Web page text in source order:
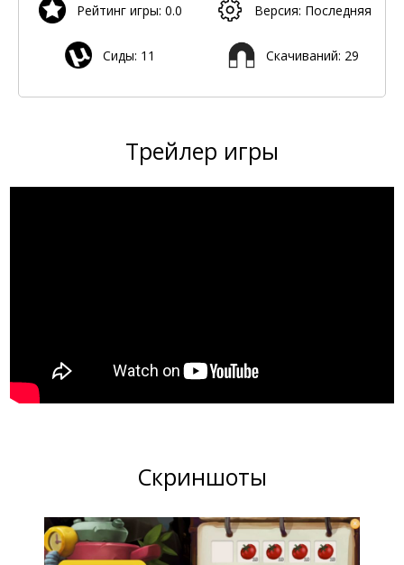
Рейтинг игры: 0.0 Версия: Последняя
Сиды: 11 Скачиваний: 29
Трейлер игры
Скриншоты